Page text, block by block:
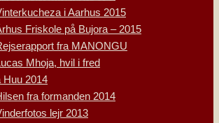
i Aarhus 2015
Friskole på Bujora – 2015
fra MANONGU
Mhoja, hvil i fred
Huu 2014
fra formanden 2014
lejr 2013